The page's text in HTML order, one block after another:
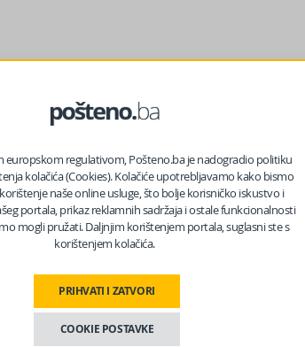
koji su završili u smeću nakon smještaja
dolazak u Sarajevo. Odbacujemo
da živimo s tim, to mogu sutra biti naši
trajnog dogovora. To neće biti lako ali i to
iz Sarajeva progone sve Srbe.
tijelo, nego na osnovu odluke stranaca.
europskom regulativom, Pošteno.ba je nadogradio politiku
kolačića (Cookies). Kolačiće upotrebljavamo kako bismo
naše online usluge, što bolje korisničko iskustvo i
portala, prikaz reklamnih sadržaja i ostale funkcionalnosti
mogli pružati. Daljnjim korištenjem portala, suglasni ste s
korištenjem kolačića.
PRIHVATI I ZATVORI
COOKIE POSTAVKE